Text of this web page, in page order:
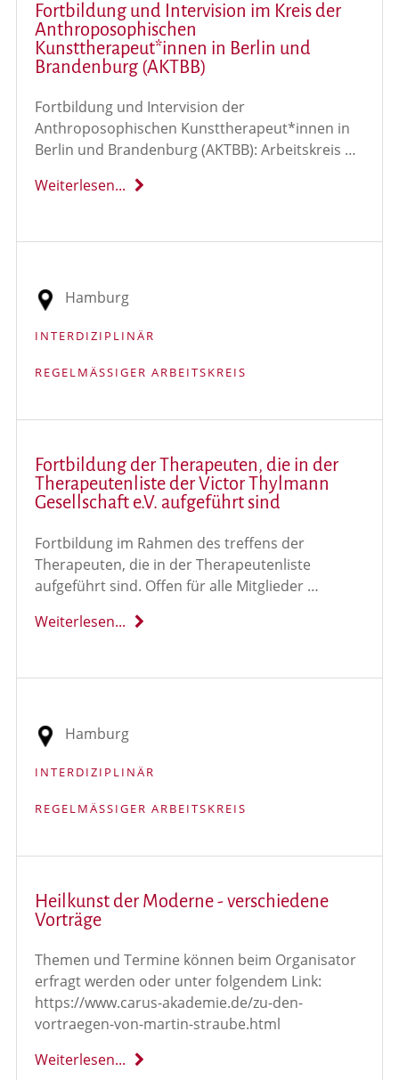
Fortbildung und Intervision im Kreis der
Anthroposophischen
Kunsttherapeut*innen in Berlin und
Brandenburg (AKTBB)
Fortbildung und Intervision der
Anthroposophischen Kunsttherapeut*innen in
Berlin und Brandenburg (AKTBB): Arbeitskreis …
Weiterlesen...
Fortbildung der Therapeuten, die in der
Therapeutenliste der Victor Thylmann
Gesellschaft e.V. aufgeführt sind
Fortbildung im Rahmen des treffens der
Therapeuten, die in der Therapeutenliste
aufgeführt sind. Offen für alle Mitglieder …
Weiterlesen...
Hamburg
INTERDIZIPLINÄR
REGELMÄSSIGER ARBEITSKREIS
Heilkunst der Moderne - verschiedene
Vorträge
Themen und Termine können beim Organisator
erfragt werden oder unter folgendem Link:
https://www.carus-akademie.de/zu-den-
vortraegen-von-martin-straube.html
Weiterlesen...
Hamburg
INTERDIZIPLINÄR
REGELMÄSSIGER ARBEITSKREIS